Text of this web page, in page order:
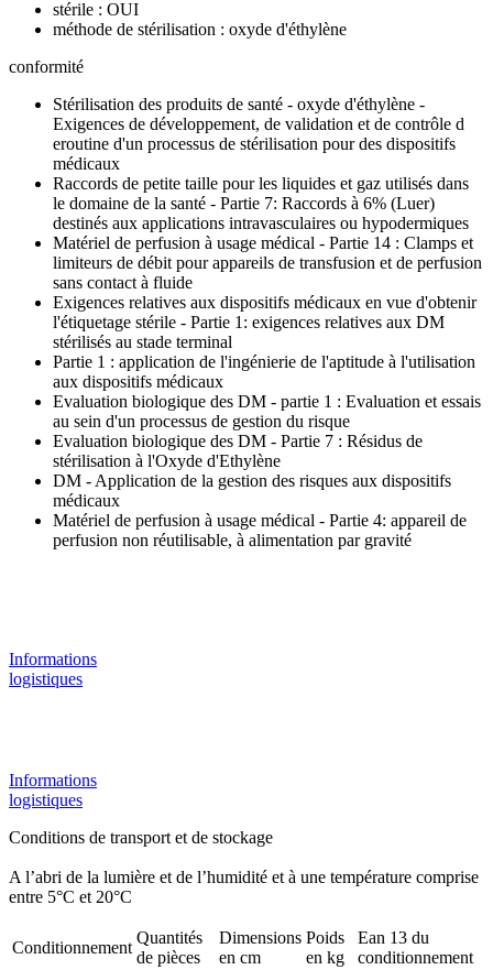
stérile : OUI
méthode de stérilisation : oxyde d'éthylène
conformité
Stérilisation des produits de santé - oxyde d'éthylène -
Exigences de développement, de validation et de contrôle d
eroutine d'un processus de stérilisation pour des dispositifs
médicaux
Raccords de petite taille pour les liquides et gaz utilisés dans
le domaine de la santé - Partie 7: Raccords à 6% (Luer)
destinés aux applications intravasculaires ou hypodermiques
Matériel de perfusion à usage médical - Partie 14 : Clamps et
limiteurs de débit pour appareils de transfusion et de perfusion
sans contact à fluide
Exigences relatives aux dispositifs médicaux en vue d'obtenir
l'étiquetage stérile - Partie 1: exigences relatives aux DM
stérilisés au stade terminal
Partie 1 : application de l'ingénierie de l'aptitude à l'utilisation
aux dispositifs médicaux
Evaluation biologique des DM - partie 1 : Evaluation et essais
au sein d'un processus de gestion du risque
Evaluation biologique des DM - Partie 7 : Résidus de
stérilisation à l'Oxyde d'Ethylène
DM - Application de la gestion des risques aux dispositifs
médicaux
Matériel de perfusion à usage médical - Partie 4: appareil de
perfusion non réutilisable, à alimentation par gravité
Informations
logistiques
Informations
logistiques
Conditions de transport et de stockage
A l’abri de la lumière et de l’humidité et à une température comprise
entre 5°C et 20°C
Conditionnement
Quantités
de pièces
Dimensions
en cm
Poids
en kg
Ean 13 du
conditionnement